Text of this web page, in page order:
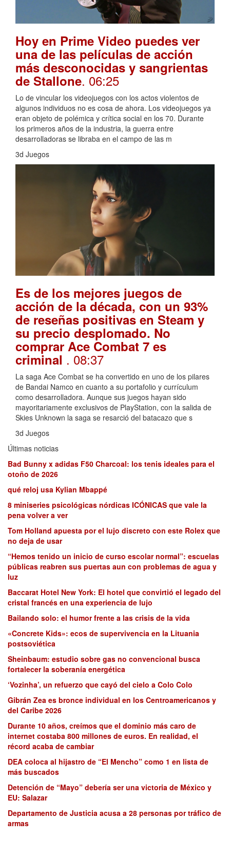
Hoy en Prime Video puedes ver
una de las películas de acción
más desconocidas y sangrientas
de Stallone. 06:25
Lo de vincular los videojuegos con los actos violentos de
algunos individuos no es cosa de ahora. Los videojuegos ya
eran objeto de polémica y crítica social en los 70. Durante
los primeros años de la industria, la guerra entre
desarrolladoras se libraba en el campo de las m
3d Juegos
Es de los mejores juegos de
acción de la década, con un 93%
de reseñas positivas en Steam y
su precio desplomado. No
comprar Ace Combat 7 es
criminal . 08:37
La saga Ace Combat se ha convertido en uno de los pilares
de Bandai Namco en cuanto a su portafolio y currículum
como desarrolladora. Aunque sus juegos hayan sido
mayoritariamente exclusivos de PlayStation, con la salida de
Skies Unknown la saga se resarció del batacazo que s
3d Juegos
Últimas noticias
Bad Bunny x adidas F50 Charcoal: los tenis ideales para el
otoño de 2026
qué reloj usa Kylian Mbappé
8 miniseries psicológicas nórdicas ICÓNICAS que vale la
pena volver a ver
Tom Holland apuesta por el lujo discreto con este Rolex que
no deja de usar
“Hemos tenido un inicio de curso escolar normal”: escuelas
públicas reabren sus puertas aun con problemas de agua y
luz
Baccarat Hotel New York: El hotel que convirtió el legado del
cristal francés en una experiencia de lujo
Bailando solo: el humor frente a las crisis de la vida
«Concrete Kids»: ecos de supervivencia en la Lituania
postsoviética
Sheinbaum: estudio sobre gas no convencional busca
fortalecer la soberanía energética
‘Vozinha’, un refuerzo que cayó del cielo a Colo Colo
Gibrán Zea es bronce individual en los Centroamericanos y
del Caribe 2026
Durante 10 años, creímos que el dominio más caro de
internet costaba 800 millones de euros. En realidad, el
récord acaba de cambiar
DEA coloca al hijastro de “El Mencho” como 1 en lista de
más buscados
Detención de “Mayo” debería ser una victoria de México y
EU: Salazar
Departamento de Justicia acusa a 28 personas por tráfico de
armas